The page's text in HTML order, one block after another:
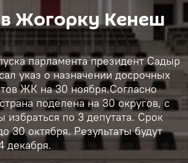
Жогорку Кенеш
парламента президент Садыр
указ о назначении досрочных
ЖК на 30 ноября.Согласно
поделена на 30 округов, с
по 3 депутата. Срок
30 октября. Результаты будут
декабря.